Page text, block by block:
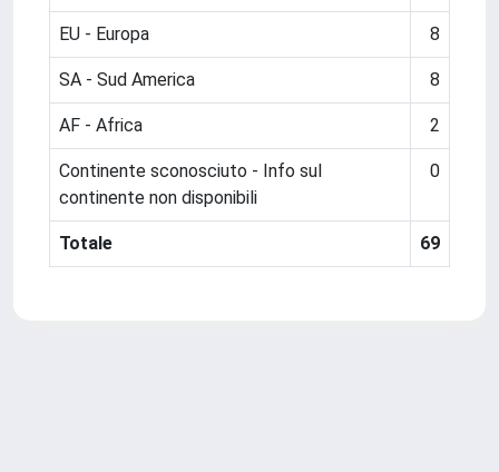
EU - Europa 8
SA - Sud America 8
AF - Africa 2
Continente sconosciuto - Info sul
continente non disponibili
0
Totale 69